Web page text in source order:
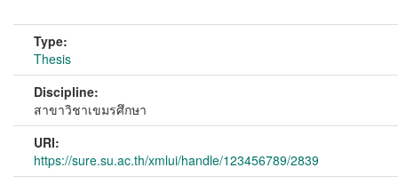
Type:
Thesis
Discipline:
สาขาวิชาเขมรศึกษา
URI:
https://sure.su.ac.th/xmlui/handle/123456789/2839